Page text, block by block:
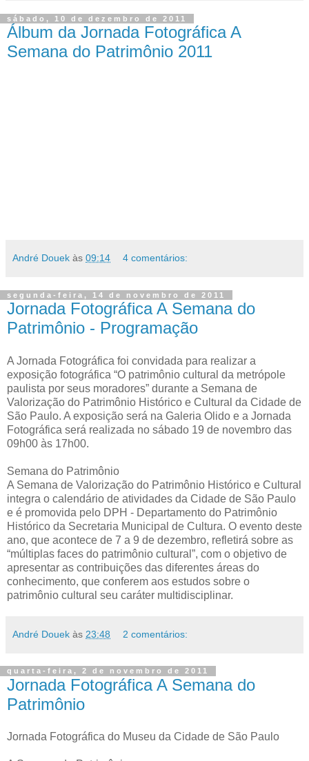
sábado, 10 de dezembro de 2011
Álbum da Jornada Fotográfica A
Semana do Patrimônio 2011
André Douek às 09:14 4 comentários:
segunda-feira, 14 de novembro de 2011
Jornada Fotográfica A Semana do
Patrimônio - Programação
A Jornada Fotográfica foi convidada para realizar a
exposição fotográfica “O patrimônio cultural da metrópole
paulista por seus moradores” durante a Semana de
Valorização do Patrimônio Histórico e Cultural da Cidade de
São Paulo. A exposição será na Galeria Olido e a Jornada
Fotográfica será realizada no sábado 19 de novembro das
09h00 às 17h00.
Semana do Patrimônio
A Semana de Valorização do Patrimônio Histórico e Cultural
integra o calendário de atividades da Cidade de São Paulo
e é promovida pelo DPH - Departamento do Patrimônio
Histórico da Secretaria Municipal de Cultura. O evento deste
ano, que acontece de 7 a 9 de dezembro, refletirá sobre as
“múltiplas faces do patrimônio cultural”, com o objetivo de
apresentar as contribuições das diferentes áreas do
conhecimento, que conferem aos estudos sobre o
patrimônio cultural seu caráter multidisciplinar.
André Douek às 23:48 2 comentários:
quarta-feira, 2 de novembro de 2011
Jornada Fotográfica A Semana do
Patrimônio
Jornada Fotográfica do Museu da Cidade de São Paulo